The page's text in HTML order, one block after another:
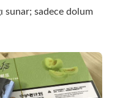
sunar; sadece dolum